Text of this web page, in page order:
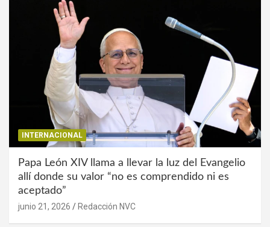
INTERNACIONAL
Papa León XIV llama a llevar la luz del Evangelio
allí donde su valor “no es comprendido ni es
aceptado”
junio 21, 2026 Redacción NVC